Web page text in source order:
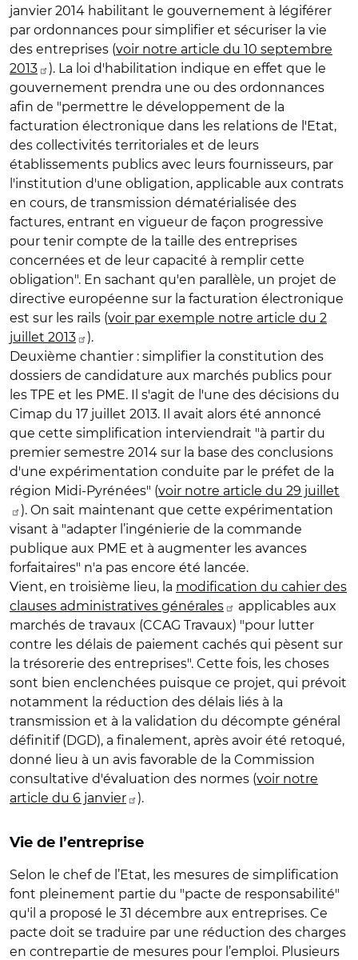
janvier 2014 habilitant le gouvernement à légiférer
par ordonnances pour simplifier et sécuriser la vie
des entreprises (voir notre article du 10 septembre
2013
). La loi d'habilitation indique en effet que le
gouvernement prendra une ou des ordonnances
afin de "permettre le développement de la
facturation électronique dans les relations de l'Etat,
des collectivités territoriales et de leurs
établissements publics avec leurs fournisseurs, par
l'institution d'une obligation, applicable aux contrats
en cours, de transmission dématérialisée des
factures, entrant en vigueur de façon progressive
pour tenir compte de la taille des entreprises
concernées et de leur capacité à remplir cette
obligation". En sachant qu'en parallèle, un projet de
directive européenne sur la facturation électronique
est sur les rails (voir par exemple notre article du 2
juillet 2013
).
Deuxième chantier : simplifier la constitution des
dossiers de candidature aux marchés publics pour
les TPE et les PME. Il s'agit de l'une des décisions du
Cimap du 17 juillet 2013. Il avait alors été annoncé
que cette simplification interviendrait "à partir du
premier semestre 2014 sur la base des conclusions
d'une expérimentation conduite par le préfet de la
région Midi-Pyrénées" (voir notre article du 29 juillet
). On sait maintenant que cette expérimentation
visant à "adapter l’ingénierie de la commande
publique aux PME et à augmenter les avances
forfaitaires" n'a pas encore été lancée.
Vient, en troisième lieu, la modification du cahier des
clauses administratives générales
applicables aux
marchés de travaux (CCAG Travaux) "pour lutter
contre les délais de paiement cachés qui pèsent sur
la trésorerie des entreprises". Cette fois, les choses
sont bien enclenchées puisque ce projet, qui prévoit
notamment la réduction des délais liés à la
transmission et à la validation du décompte général
définitif (DGD), a finalement, après avoir été retoqué,
donné lieu à un avis favorable de la Commission
consultative d'évaluation des normes (voir notre
article du 6 janvier
).
Vie de l’entreprise
Selon le chef de l’Etat, les mesures de simplification
font pleinement partie du "pacte de responsabilité"
qu'il a proposé le 31 décembre aux entreprises. Ce
pacte doit se traduire par une réduction des charges
en contrepartie de mesures pour l’emploi. Plusieurs